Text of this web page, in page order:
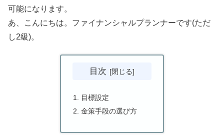
可能になります。
あ、こんにちは。ファイナンシャルプランナーです(ただ
し2級)。
目次
目標設定
金策手段の選び方